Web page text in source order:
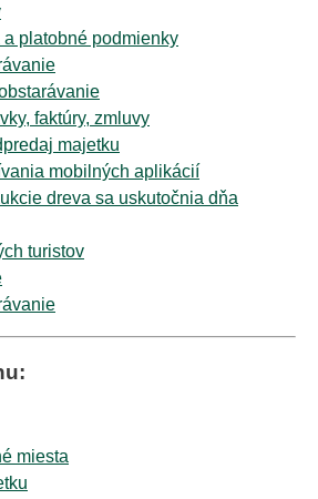
a platobné podmienky
faktúry, zmluvy
majetku
mobilných aplikácií
dreva sa uskutočnia dňa
turistov
miesta